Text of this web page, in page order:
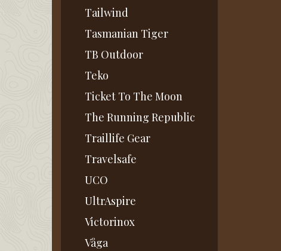
Tailwind
Tasmanian Tiger
TB Outdoor
Teko
Ticket To The Moon
The Running Republic
Traillife Gear
Travelsafe
UCO
UltrAspire
Victorinox
Våga